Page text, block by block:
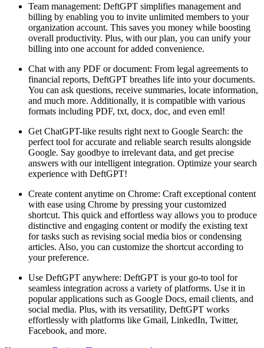
Team management: DeftGPT simplifies management and
billing by enabling you to invite unlimited members to your
organization account. This saves you money while boosting
overall productivity. Plus, with our plan, you can unify your
billing into one account for added convenience.
Chat with any PDF or document: From legal agreements to
financial reports, DeftGPT breathes life into your documents.
You can ask questions, receive summaries, locate information,
and much more. Additionally, it is compatible with various
formats including PDF, txt, docx, doc, and even eml!
Get ChatGPT-like results right next to Google Search: the
perfect tool for accurate and reliable search results alongside
Google. Say goodbye to irrelevant data, and get precise
answers with our intelligent integration. Optimize your search
experience with DeftGPT!
Create content anytime on Chrome: Craft exceptional content
with ease using Chrome by pressing your customized
shortcut. This quick and effortless way allows you to produce
distinctive and engaging content or modify the existing text
for tasks such as revising social media bios or condensing
articles. Also, you can customize the shortcut according to
your preference.
Use DeftGPT anywhere: DeftGPT is your go-to tool for
seamless integration across a variety of platforms. Use it in
popular applications such as Google Docs, email clients, and
social media. Plus, with its versatility, DeftGPT works
effortlessly with platforms like Gmail, LinkedIn, Twitter,
Facebook, and more.